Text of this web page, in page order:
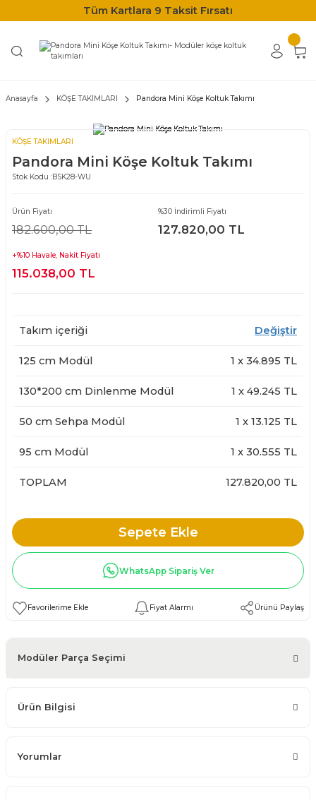
Tüm Kartlara 9 Taksit Fırsatı
Anasayfa KÖŞE TAKIMLARI Pandora Mini Köşe Koltuk Takımı
KÖŞE TAKIMLARI
Pandora Mini Köşe Koltuk Takımı
Stok Kodu :BSK28-WU
Ürün Fiyatı
182.600,00 TL
%30 İndirimli Fiyatı
127.820,00 TL
+%10 Havale, Nakit Fiyatı
115.038,00 TL
Takım içeriği Değiştir
125 cm Modül 1 x 34.895 TL
130*200 cm Dinlenme Modül 1 x 49.245 TL
50 cm Sehpa Modül 1 x 13.125 TL
95 cm Modül 1 x 30.555 TL
TOPLAM 127.820,00 TL
Sepete Ekle
WhatsApp Sipariş Ver
Fiyat Alarmı Ürünü Paylaş
Modüler Parça Seçimi
Ürün Bilgisi
Yorumlar